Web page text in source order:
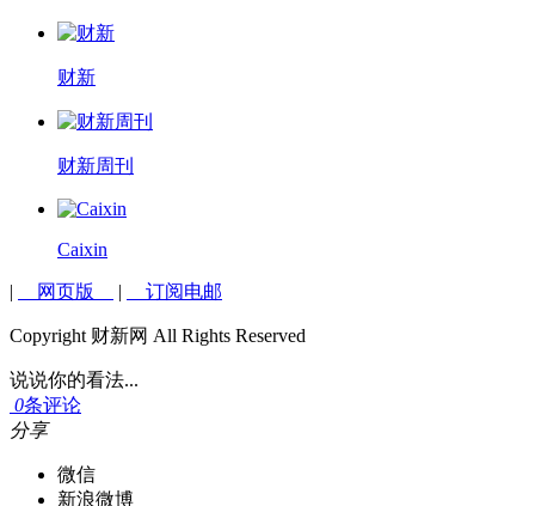
财新
财新周刊
Caixin
| 网页版 | 订阅电邮
Copyright 财新网 All Rights Reserved
说说你的看法...
0条评论
分享
微信
新浪微博